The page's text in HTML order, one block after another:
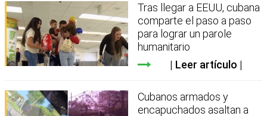
Tras llegar a EEUU, cubana
comparte el paso a paso
para lograr un parole
humanitario
Leer artículo
Cubanos armados y
encapuchados asaltan a